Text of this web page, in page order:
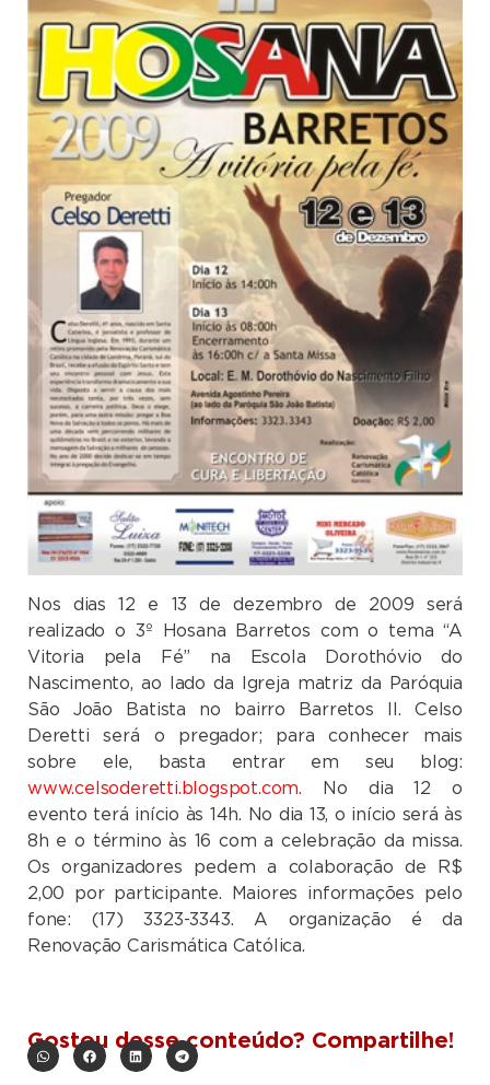
Nos dias 12 e 13 de dezembro de 2009 será
realizado o 3º Hosana Barretos com o tema “A
Vitoria pela Fé” na Escola Dorothóvio do
Nascimento, ao lado da Igreja matriz da Paróquia
São João Batista no bairro Barretos II. Celso
Deretti será o pregador; para conhecer mais
sobre ele, basta entrar em seu blog:
www.celsoderetti.blogspot.com. No dia 12 o
evento terá início às 14h. No dia 13, o início será às
8h e o término às 16 com a celebração da missa.
Os organizadores pedem a colaboração de R$
2,00 por participante. Maiores informações pelo
fone: (17) 3323-3343. A organização é da
Renovação Carismática Católica.
Gostou desse conteúdo? Compartilhe!